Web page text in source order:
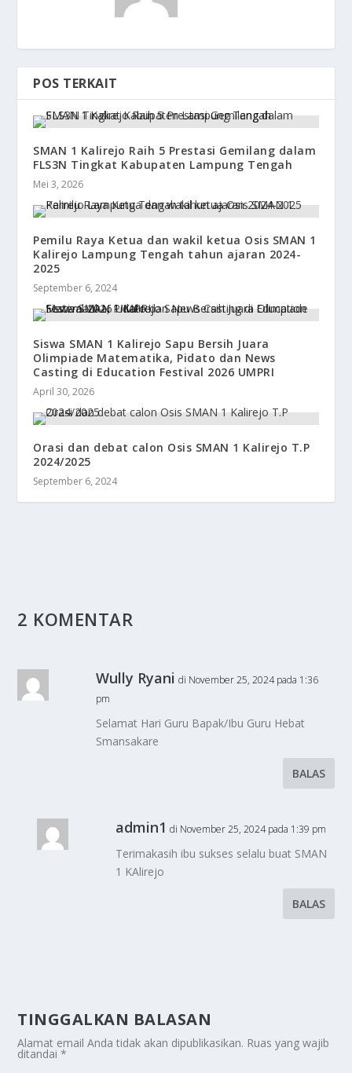
POS TERKAIT
SMAN 1 Kalirejo Raih 5 Prestasi Gemilang dalam
FLS3N Tingkat Kabupaten Lampung Tengah
Mei 3, 2026
Pemilu Raya Ketua dan wakil ketua Osis SMAN 1
Kalirejo Lampung Tengah tahun ajaran 2024-
2025
September 6, 2024
Siswa SMAN 1 Kalirejo Sapu Bersih Juara
Olimpiade Matematika, Pidato dan News
Casting di Education Festival 2026 UMPRI
April 30, 2026
Orasi dan debat calon Osis SMAN 1 Kalirejo T.P
2024/2025
September 6, 2024
2 KOMENTAR
Wully Ryani di November 25, 2024 pada 1:36
pm
Selamat Hari Guru Bapak/Ibu Guru Hebat
Smansakare
BALAS
admin1 di November 25, 2024 pada 1:39 pm
Terimakasih ibu sukses selalu buat SMAN
1 KAlirejo
BALAS
TINGGALKAN BALASAN
Alamat email Anda tidak akan dipublikasikan. Ruas yang wajib
ditandai*